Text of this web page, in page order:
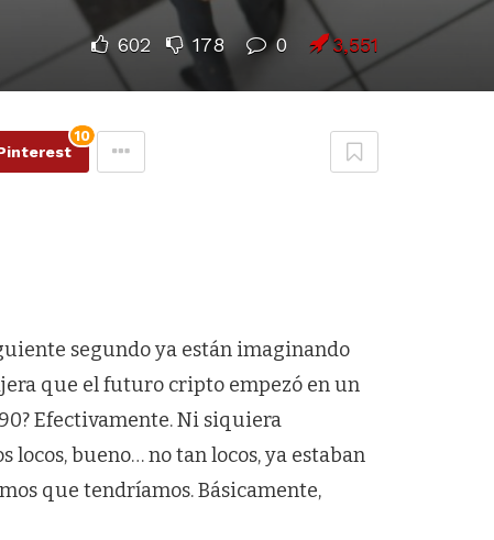
602 178 0 3,551
10
segundo ya están imaginando
que el futuro cripto empezó en un
Efectivamente. Ni siquiera
bueno… no tan locos, ya estaban
que tendríamos. Básicamente,